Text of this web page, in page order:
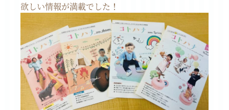
欲しい情報が満載でした！